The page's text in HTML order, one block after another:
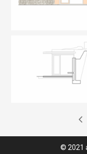
© 2021